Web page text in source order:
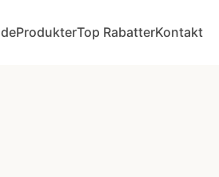
ProdukterTop RabatterKontakt